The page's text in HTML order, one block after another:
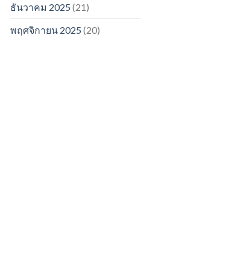
ธันวาคม 2025 (21)
พฤศจิกายน 2025 (20)